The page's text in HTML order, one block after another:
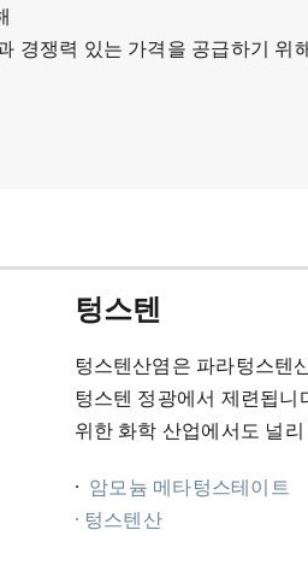
경쟁력 있는 가격을 공급하기 위
텅스텐
텅스텐산염은 파라텅스텐
텅스텐 정광에서 제련됩
위한 화학 산업에서도 널
· 암모늄 메타텅스테이트
· 텅스텐산